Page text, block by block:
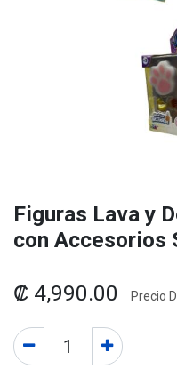
Figuras Lava y
con Accesorios
₡ 4,990.00 Precio